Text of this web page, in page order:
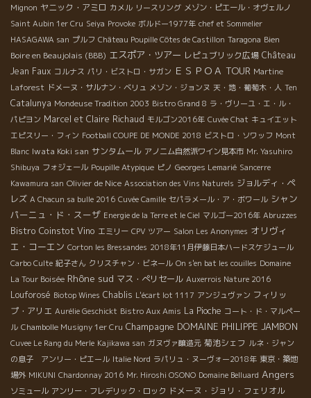
Mignon ヤニック・アミロ カメル リースリング メゾン・ピエール・オヴェルノ
Saint Aubin 1er Cru Seiya Provoke ボルドー1977年 chef et Sommelier
HASAGAWA san プルフ Château Poupille Côtes de Castillon Taragona Bien
Boire en Beaujolais (BBB) エスポア・ツアー レピュブリック広場 Château
Jean Faux コルナス パリ・ビストロ・サガン ＥＳＰＯＡ TOUR Martine
Laforest ドメーヌ・サルナン・ベリュ メゾン・ジョンヌ 天・地・葡萄木・人 Ten
Catalunya Mondeuse Tradition 2003 Bistro Grand 8 ラ・ヴリーユ・エ・ル・
パピヨン Marcel et Claire Richaud モルゴン2016年 Cuvée Chat キュイエット
エピスリー・フィン Football COUPE DE MONDE 2018 ビストロ・ソワッフ Mont
Blanc Iwata Koki san サンタムール アノニム自然派ワイン見本市 Mr. Yasuhiro
Shibuya フォジェール Poupille Atypique ピノ Georges Lemarié Sancerre
Kawamura san Olivier de Nice Association des Vins Naturels ジョルディ・ペ
レズ A Chacun sa bulle 2016 Cuvée Camille セパラメール・ア・ボワール シャン
パーニュ・ド・スーザ Energie de la Terre et le Ciel マルゴー2016年 Abruzzes
Bistro Coinstot Vino エミリー CPV ツアー Salon Les Anonymes オリヴィ
エ・コーエン Corton les Bressandes 2018年11月伊藤日本ハードスケジュール
Carbo Culte 紀子さん クリスチャン・ビネール On s'en bat les couilles Domaine
La Tour Boisée Rhône sud マス・ぺリセール Auxerrois Nature 2016
Louforosé Biotop Wines Chablis L'écart lot 1117 アンジュヴァン フィリッ
プ・アリエ Aurélie Geschickt Bistro Aux Amis La Pioche コート・ド・マルペー
ル Chambolle Musigny 1er Cru Champagne DOMAINE PHILIPPE JAMBON
Cuvee Le Rang du Merle Kajikawa san ガヌヴァ醸造元 菊池シェフ ルネ・ジャン
の息子 アンリー・ピエール Italie Nord ラパリュ・ヌーヴォー2018年 東京・築地
場外 MIKUNI Chardonnay 2016 Mr. Hiroshi OSONO Domaine Belluard Angers
ソミュール アンリー・フレデリック・ロック ドメーヌ・ジョリ・フェリオル